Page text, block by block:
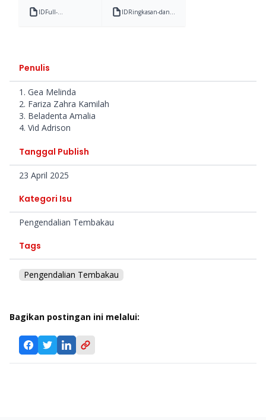
IDFull-
Indonesiapdf-
IDRingkasan-dan-
1745225604490.pdf
Penulis
1. Gea Melinda
2. Fariza Zahra Kamilah
3. Beladenta Amalia
4. Vid Adrison
Tanggal Publish
23 April 2025
Kategori Isu
Pengendalian Tembakau
Tags
Pengendalian Tembakau
Bagikan postingan ini melalui: